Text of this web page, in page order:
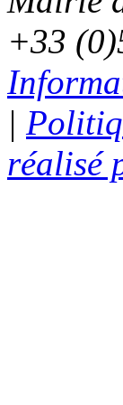
+33
|
réalisé